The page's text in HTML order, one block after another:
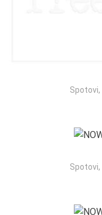
Spotovi,
Spotovi,